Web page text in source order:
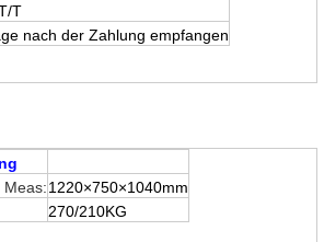
T
nach der Zahlung empfangen
Meas:1220×750×1040mm
270/210KG